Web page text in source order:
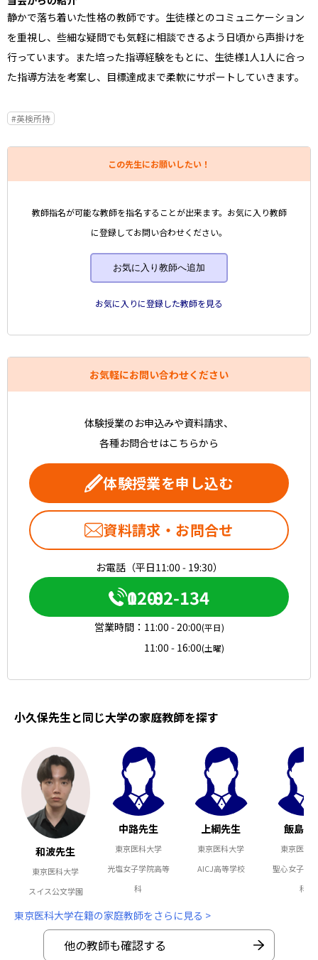
静かで落ち着いた性格の教師です。生徒様とのコミュニケーション
を重視し、些細な疑問でも気軽に相談できるよう日頃から声掛けを
行っています。また培った指導経験をもとに、生徒様1人1人に合っ
た指導方法を考案し、目標達成まで柔軟にサポートしていきます。
#英検所持
この先生にお願いしたい！
教師指名が可能な教師を指名することが出来ます。お気に入り教師
に登録してお問い合わせください。
お気に入り教師へ追加
お気に入りに登録した教師を見る
お気軽にお問い合わせください
体験授業のお申込みや資料請求、
各種お問合せはこちらから
体験授業を申し込む
資料請求・お問合せ
お電話（平日11:00 - 19:30）
0120-082-134
営業時間： 11:00 - 20:00(平日)
11:00 - 16:00(土曜)
小久保先生と同じ大学の家庭教師を探す
和波先生
東京医科大学
スイス公文学園
中路先生
東京医科大学
光塩女子学院高等
科
上綱先生
東京医科大学
AICJ高等学校
飯島先
東京医科
聖心女子学
科
東京医科大学在籍の家庭教師をさらに見る >
他の教師も確認する